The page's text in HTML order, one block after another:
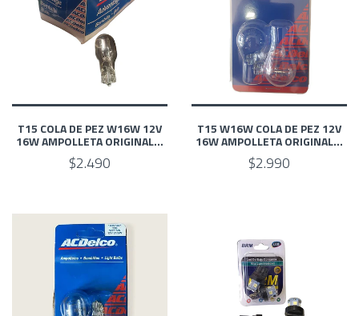
T15 COLA DE PEZ W16W 12V
16W AMPOLLETA ORIGINAL...
$2.490
T15 W16W COLA DE PEZ 12V
16W AMPOLLETA ORIGINAL...
$2.990